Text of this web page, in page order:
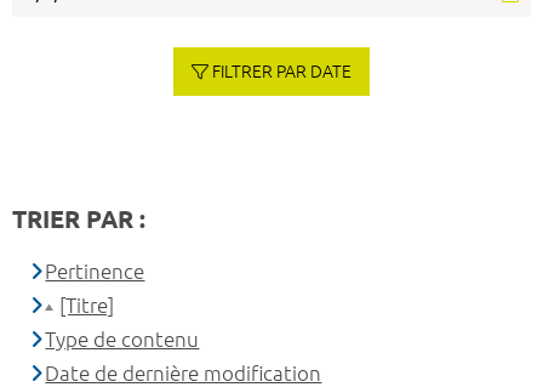
FILTRER PAR DATE
TRIER PAR :
Pertinence
[Titre]
Type de contenu
Date de dernière modification